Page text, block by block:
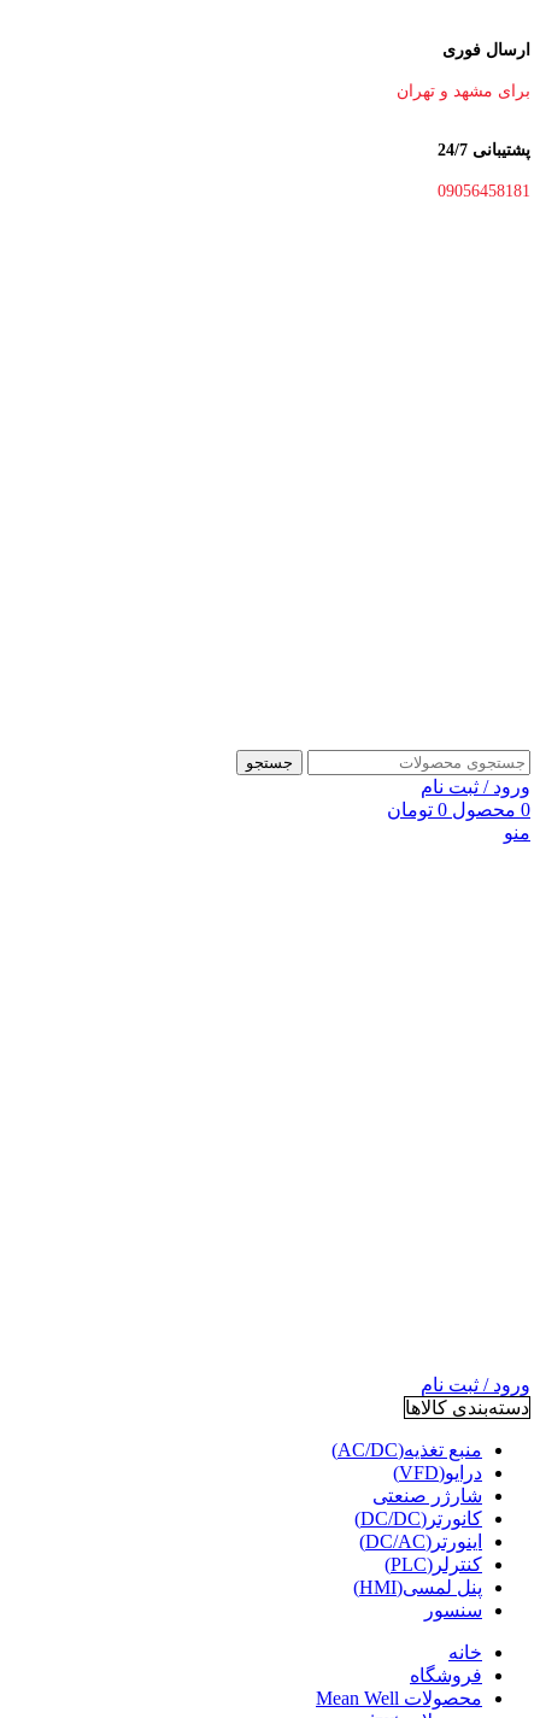
ارسال فوری
برای مشهد و تهران
پشتیبانی 24/7
09056458181
جستجو
ورود / ثبت نام
0 محصول 0 تومان
منو
ورود / ثبت نام
دسته‌بندی کالاها
منبع تغذیه(AC/DC)
درایو(VFD)
شارژر صنعتی
کانورتر(DC/DC)
اینورتر(DC/AC)
کنترلر(PLC)
پنل لمسی(HMI)
سنسور
خانه
فروشگاه
محصولات Mean Well